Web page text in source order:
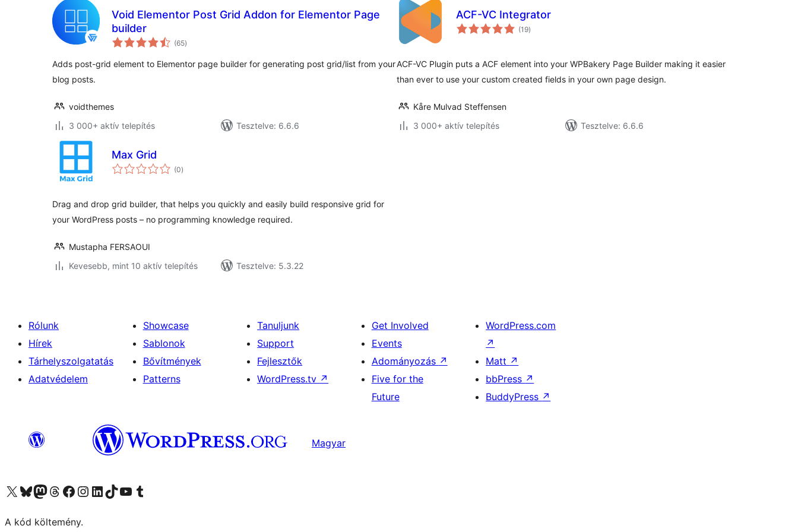
Void Elementor Post Grid Addon for Elementor Page
builder
(65értékelés
összesen
)
Adds post-grid element to Elementor page builder for generating post grid/list from your
blog posts.
voidthemes
3 000+ aktív telepítés
Tesztelve: 6.6.6
ACF-VC Integrator
(19értékelés
összesen
)
ACF-VC Plugin puts a ACF element into your WPBakery Page Builder making it easier
than ever to use your custom created fields in your own page design.
Kåre Mulvad Steffensen
3 000+ aktív telepítés
Tesztelve: 6.6.6
Max Grid
(0értékelés
összesen
)
Drag and drop grid builder, that helps you quickly and easily build responsive grid for
your WordPress posts – no programming knowledge required.
Mustapha FERSAOUI
Kevesebb, mint 10 aktív telepítés
Tesztelve: 5.3.22
Rólunk
Hírek
Tárhelyszolgatatás
Adatvédelem
Showcase
Sablonok
Bővítmények
Patterns
Tanuljunk
Support
Fejlesztők
WordPress.tv ↗
Get Involved
Events
Adományozás ↗
Five for the
Future
WordPress.com
↗
Matt ↗
bbPress ↗
BuddyPress ↗
Magyar
Visit our X (formerly Twitter) account
Visit our Bluesky account
Twitter csatornánk
Visit our Threads account
Facebook oldalunk megtekintése
Visit our Instagram account
Visit our LinkedIn account
Visit our TikTok account
Visit our YouTube channel
Visit our Tumblr account
A kód költemény.